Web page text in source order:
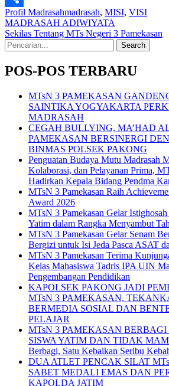
Share
Profil Madrasahmadrasah, MISI, VISI
Navigasi
pos
MADRASAH ADIWIYATA
Sekilas Tentang MTs Negeri 3 Pamekasan
Search
for:
POS-POS TERBARU
MTsN 3 PAMEKASAN
SAINTIKA YOGYAKARTA
MADRASAH
CEGAH BULLYING, MA’HAD
PAMEKASAN BERSINERGI
BINMAS POLSEK PAKONG
Penguatan Budaya Mutu Madrasah
Kolaborasi, dan Pelayanan Prima,
Hadirkan Kepala Bidang Pendma
MTsN 3 Pamekasan Raih
Award 2026
MTsN 3 Pamekasan Gelar
Yatim dalam Rangka Menyambut
MTsN 3 Pamekasan Gelar Senam
Bergizi untuk Isi Jeda Pasca ASAT
MTsN 3 Pamekasan Terima
Kelas Mahasiswa Tadris IPA UIN
Pengembangan Pendidikan
KAPOLSEK PAKONG JADI
MTsN 3 PAMEKASAN,
BERMEDIA SOSIAL DAN
PELAJAR
MTsN 3 PAMEKASAN
SISWA YATIM DAN TIDAK
Berbagi, Satu Kebaikan Seribu
DUA ATLET PENCAK SILAT
SABET MEDALI EMAS DAN
KAPOLDA JATIM